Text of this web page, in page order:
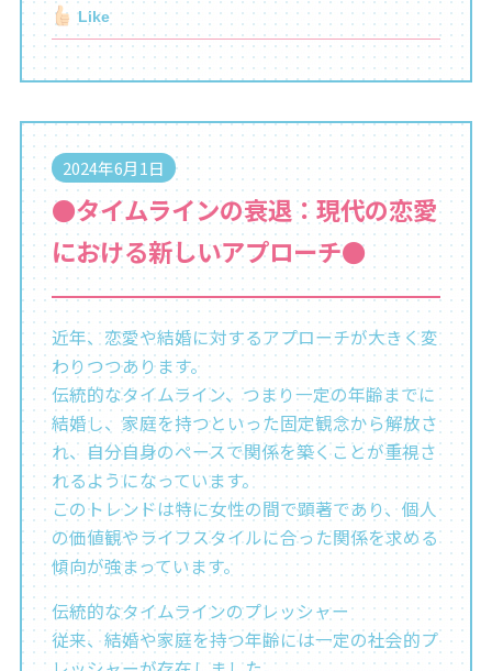
Like
2024年6月1日
●タイムラインの衰退：現代の恋愛
における新しいアプローチ●
近年、恋愛や結婚に対するアプローチが大きく変
わりつつあります。
伝統的なタイムライン、つまり一定の年齢までに
結婚し、家庭を持つといった固定観念から解放さ
れ、自分自身のペースで関係を築くことが重視さ
れるようになっています。
このトレンドは特に女性の間で顕著であり、個人
の価値観やライフスタイルに合った関係を求める
傾向が強まっています。
伝統的なタイムラインのプレッシャー
従来、結婚や家庭を持つ年齢には一定の社会的プ